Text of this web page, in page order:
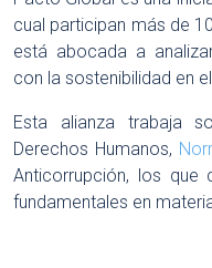
cual participan más de
está abocada a
con la sostenibilidad en
Esta alianza trabaja
Derechos Humanos,
Anticorrupción, los que
fundamentales en